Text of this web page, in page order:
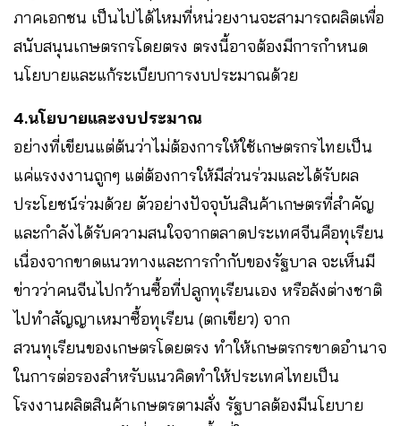
ภาคเอกชน เป็นไปได้ไหมที่หน่วยงานจะสามารถผลิตเพื่อ
สนับสนุนเกษตรกรโดยตรง ตรงนี้อาจต้องมีการกำหนด
นโยบายและแก้ระเบียบการงบประมาณด้วย
4.นโยบายและงบประมาณ
อย่างที่เขียนแต่ต้นว่าไม่ต้องการให้ใช้เกษตรกรไทยเป็น
แค่แรงงงานถูกๆ แต่ต้องการให้มีส่วนร่วมและได้รับผล
ประโยชน์ร่วมด้วย ตัวอย่างปัจจุบันสินค้าเกษตรที่สำคัญ
และกำลังได้รับความสนใจจากตลาดประเทศจีนคือทุเรียน
เนื่องจากขาดแนวทางและการกำกับของรัฐบาล จะเห็นมี
ข่าวว่าคนจีนไปกว้านซื้อที่ปลูกทุเรียนเอง หรือล้งต่างชาติ
ไปทำสัญญาเหมาซื้อทุเรียน (ตกเขียว) จาก
สวนทุเรียนของเกษตรโดยตรง ทำให้เกษตรกรขาดอำนาจ
ในการต่อรองสำหรับแนวคิดทำให้ประเทศไทยเป็น
โรงงานผลิตสินค้าเกษตรตามสั่ง รัฐบาลต้องมีนโยบาย